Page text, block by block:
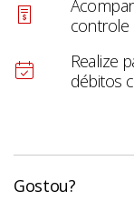
controle
Realize
débitos
Gostou?